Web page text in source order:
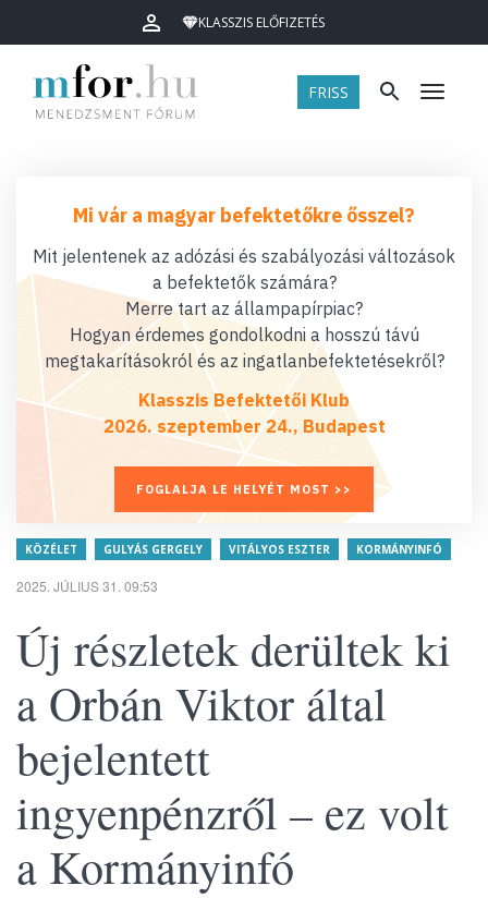
KLASSZIS ELŐFIZETÉS
FRISS Menü
Mi vár a magyar befektetőkre ősszel?
Mit jelentenek az adózási és szabályozási változások
a befektetők számára?
Merre tart az állampapírpiac?
Hogyan érdemes gondolkodni a hosszú távú
megtakarításokról és az ingatlanbefektetésekről?
Klasszis Befektetői Klub
2026. szeptember 24., Budapest
FOGLALJA LE HELYÉT MOST >>
KÖZÉLET GULYÁS GERGELY VITÁLYOS ESZTER KORMÁNYINFÓ
2025. JÚLIUS 31. 09:53
Új részletek derültek ki
a Orbán Viktor által
bejelentett
ingyenpénzről – ez volt
a Kormányinfó